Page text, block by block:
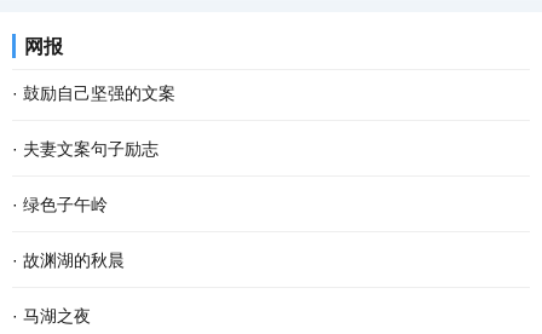
网报
· 鼓励自己坚强的文案
· 夫妻文案句子励志
· 绿色子午岭
· 故渊湖的秋晨
· 马湖之夜